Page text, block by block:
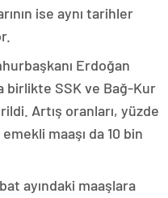
ise aynı tarihler
Erdoğan
birlikte SSK ve Bağ-Kur
Artış oranları, yüzde
maaşı da 10 bin
ayındaki maaşlara